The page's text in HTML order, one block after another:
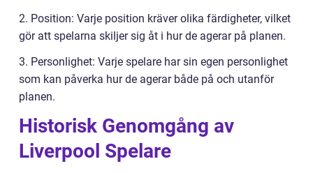
2. Position: Varje position kräver olika färdigheter, vilket
gör att spelarna skiljer sig åt i hur de agerar på planen.
3. Personlighet: Varje spelare har sin egen personlighet
som kan påverka hur de agerar både på och utanför
planen.
Historisk Genomgång av
Liverpool Spelare